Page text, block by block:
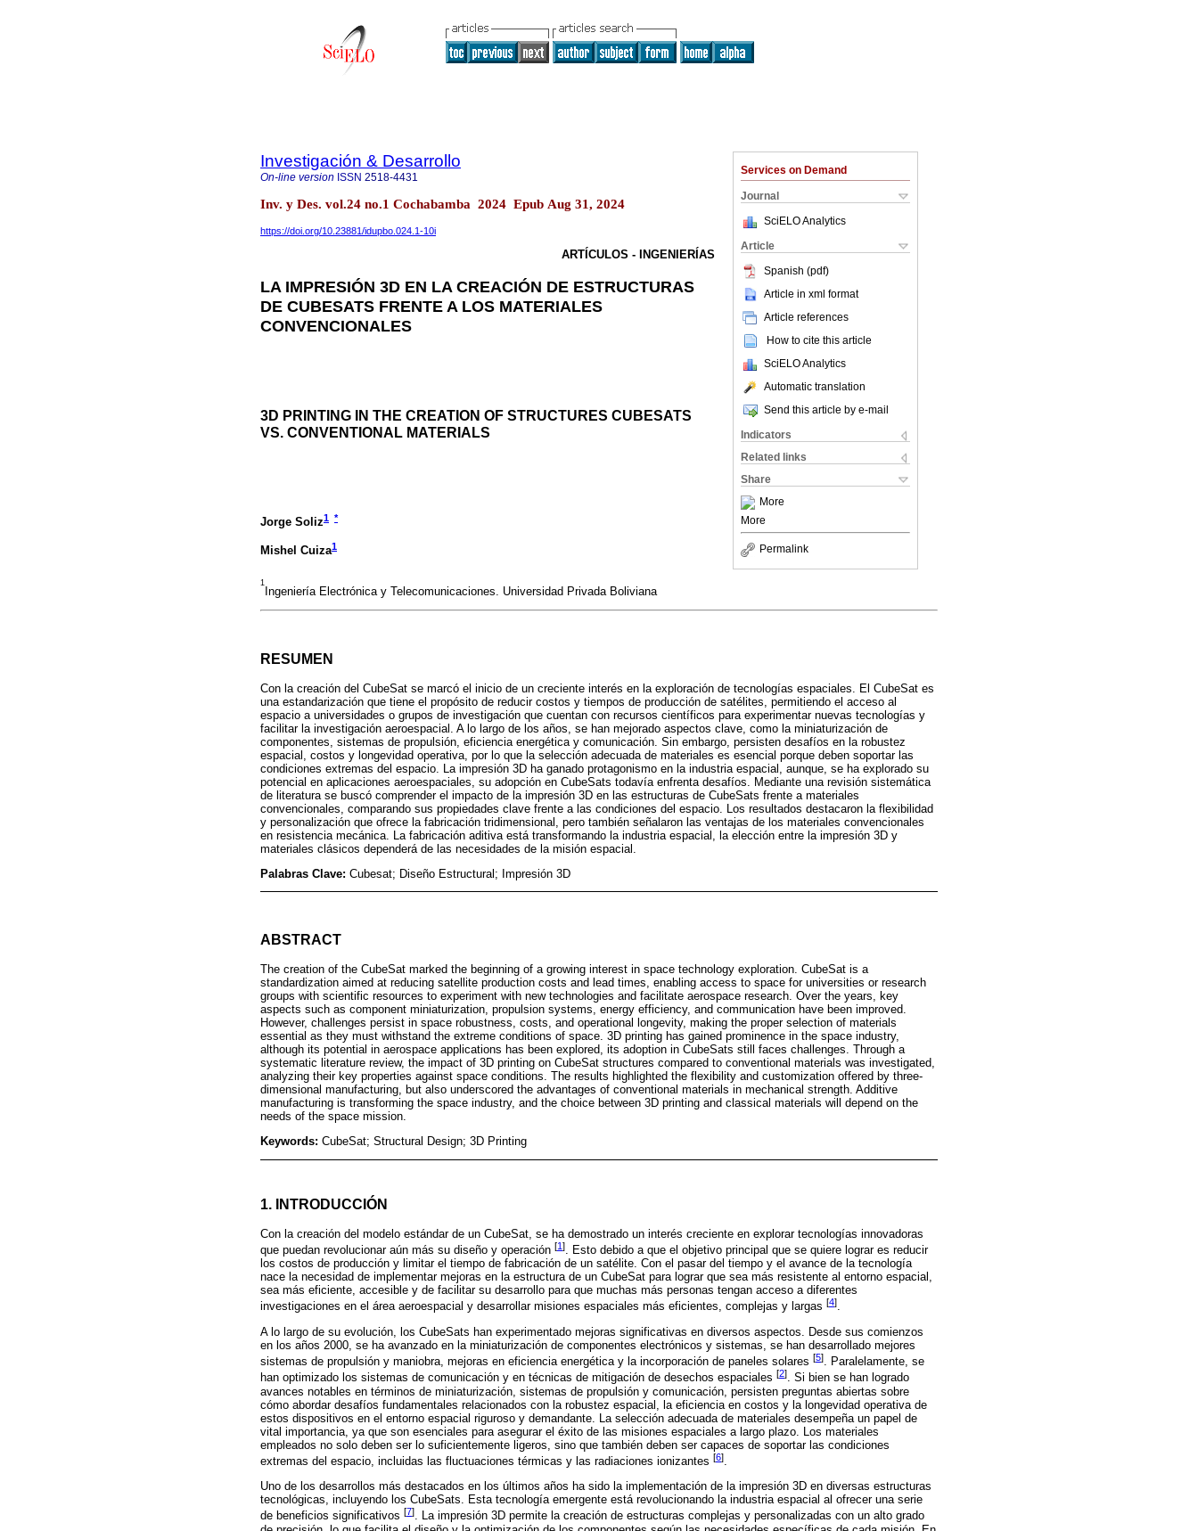
Services on Demand
Journal
SciELO Analytics
Article
Spanish (pdf)
Article in xml format
Article references
How to cite this article
SciELO Analytics
Automatic translation
Send this article by e-mail
Indicators
Related links
Share
More
More
Permalink
Investigación & Desarrollo
On-line version ISSN 2518-4431
Inv. y Des. vol.24 no.1 Cochabamba 2024 Epub Aug 31, 2024
https://doi.org/10.23881/idupbo.024.1-10i
ARTÍCULOS - INGENIERÍAS
LA IMPRESIÓN 3D EN LA CREACIÓN DE ESTRUCTURAS
DE CUBESATS FRENTE A LOS MATERIALES
CONVENCIONALES
3D PRINTING IN THE CREATION OF STRUCTURES CUBESATS
VS. CONVENTIONAL MATERIALS
Jorge Soliz1 *
Mishel Cuiza1
1
Ingeniería Electrónica y Telecomunicaciones. Universidad Privada Boliviana
RESUMEN
Con la creación del CubeSat se marcó el inicio de un creciente interés en la exploración de tecnologías espaciales. El CubeSat es
una estandarización que tiene el propósito de reducir costos y tiempos de producción de satélites, permitiendo el acceso al
espacio a universidades o grupos de investigación que cuentan con recursos científicos para experimentar nuevas tecnologías y
facilitar la investigación aeroespacial. A lo largo de los años, se han mejorado aspectos clave, como la miniaturización de
componentes, sistemas de propulsión, eficiencia energética y comunicación. Sin embargo, persisten desafíos en la robustez
espacial, costos y longevidad operativa, por lo que la selección adecuada de materiales es esencial porque deben soportar las
condiciones extremas del espacio. La impresión 3D ha ganado protagonismo en la industria espacial, aunque, se ha explorado su
potencial en aplicaciones aeroespaciales, su adopción en CubeSats todavía enfrenta desafíos. Mediante una revisión sistemática
de literatura se buscó comprender el impacto de la impresión 3D en las estructuras de CubeSats frente a materiales
convencionales, comparando sus propiedades clave frente a las condiciones del espacio. Los resultados destacaron la flexibilidad
y personalización que ofrece la fabricación tridimensional, pero también señalaron las ventajas de los materiales convencionales
en resistencia mecánica. La fabricación aditiva está transformando la industria espacial, la elección entre la impresión 3D y
materiales clásicos dependerá de las necesidades de la misión espacial.
Palabras Clave: Cubesat; Diseño Estructural; Impresión 3D
ABSTRACT
The creation of the CubeSat marked the beginning of a growing interest in space technology exploration. CubeSat is a
standardization aimed at reducing satellite production costs and lead times, enabling access to space for universities or research
groups with scientific resources to experiment with new technologies and facilitate aerospace research. Over the years, key
aspects such as component miniaturization, propulsion systems, energy efficiency, and communication have been improved.
However, challenges persist in space robustness, costs, and operational longevity, making the proper selection of materials
essential as they must withstand the extreme conditions of space. 3D printing has gained prominence in the space industry,
although its potential in aerospace applications has been explored, its adoption in CubeSats still faces challenges. Through a
systematic literature review, the impact of 3D printing on CubeSat structures compared to conventional materials was investigated,
analyzing their key properties against space conditions. The results highlighted the flexibility and customization offered by three-
dimensional manufacturing, but also underscored the advantages of conventional materials in mechanical strength. Additive
manufacturing is transforming the space industry, and the choice between 3D printing and classical materials will depend on the
needs of the space mission.
Keywords: CubeSat; Structural Design; 3D Printing
1. INTRODUCCIÓN
Con la creación del modelo estándar de un CubeSat, se ha demostrado un interés creciente en explorar tecnologías innovadoras
que puedan revolucionar aún más su diseño y operación [1]. Esto debido a que el objetivo principal que se quiere lograr es reducir
los costos de producción y limitar el tiempo de fabricación de un satélite. Con el pasar del tiempo y el avance de la tecnología
nace la necesidad de implementar mejoras en la estructura de un CubeSat para lograr que sea más resistente al entorno espacial,
sea más eficiente, accesible y de facilitar su desarrollo para que muchas más personas tengan acceso a diferentes
investigaciones en el área aeroespacial y desarrollar misiones espaciales más eficientes, complejas y largas [4].
A lo largo de su evolución, los CubeSats han experimentado mejoras significativas en diversos aspectos. Desde sus comienzos
en los años 2000, se ha avanzado en la miniaturización de componentes electrónicos y sistemas, se han desarrollado mejores
sistemas de propulsión y maniobra, mejoras en eficiencia energética y la incorporación de paneles solares [5]. Paralelamente, se
han optimizado los sistemas de comunicación y en técnicas de mitigación de desechos espaciales [2]. Si bien se han logrado
avances notables en términos de miniaturización, sistemas de propulsión y comunicación, persisten preguntas abiertas sobre
cómo abordar desafíos fundamentales relacionados con la robustez espacial, la eficiencia en costos y la longevidad operativa de
estos dispositivos en el entorno espacial riguroso y demandante. La selección adecuada de materiales desempeña un papel de
vital importancia, ya que son esenciales para asegurar el éxito de las misiones espaciales a largo plazo. Los materiales
empleados no solo deben ser lo suficientemente ligeros, sino que también deben ser capaces de soportar las condiciones
extremas del espacio, incluidas las fluctuaciones térmicas y las radiaciones ionizantes [6].
Uno de los desarrollos más destacados en los últimos años ha sido la implementación de la impresión 3D en diversas estructuras
tecnológicas, incluyendo los CubeSats. Esta tecnología emergente está revolucionando la industria espacial al ofrecer una serie
de beneficios significativos [7]. La impresión 3D permite la creación de estructuras complejas y personalizadas con un alto grado